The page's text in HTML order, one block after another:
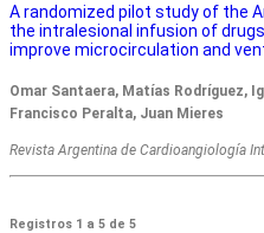
A randomized pilot study of the
the intralesional infusion of
improve microcirculation and
Omar Santaera, Matías Rodríguez,
Francisco Peralta, Juan Mieres
Revista Argentina de Cardioangiologí­a
Registros 1 a 5 de 5